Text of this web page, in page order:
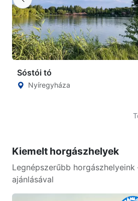
Sóstói tó
Nyíregyháza
Kiemelt horgászhelyek
Legnépszerűbb
ajánlásával